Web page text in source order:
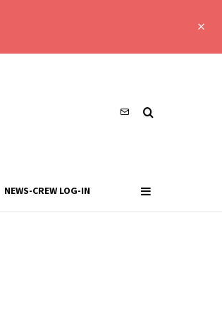
NEWS-CREW LOG-IN